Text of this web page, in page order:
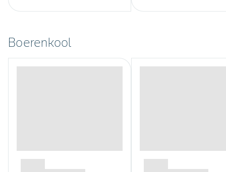
Boerenkool